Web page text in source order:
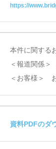
https://
本件に関する
＜報道関係
＜お客様＞
資料PDFのダ